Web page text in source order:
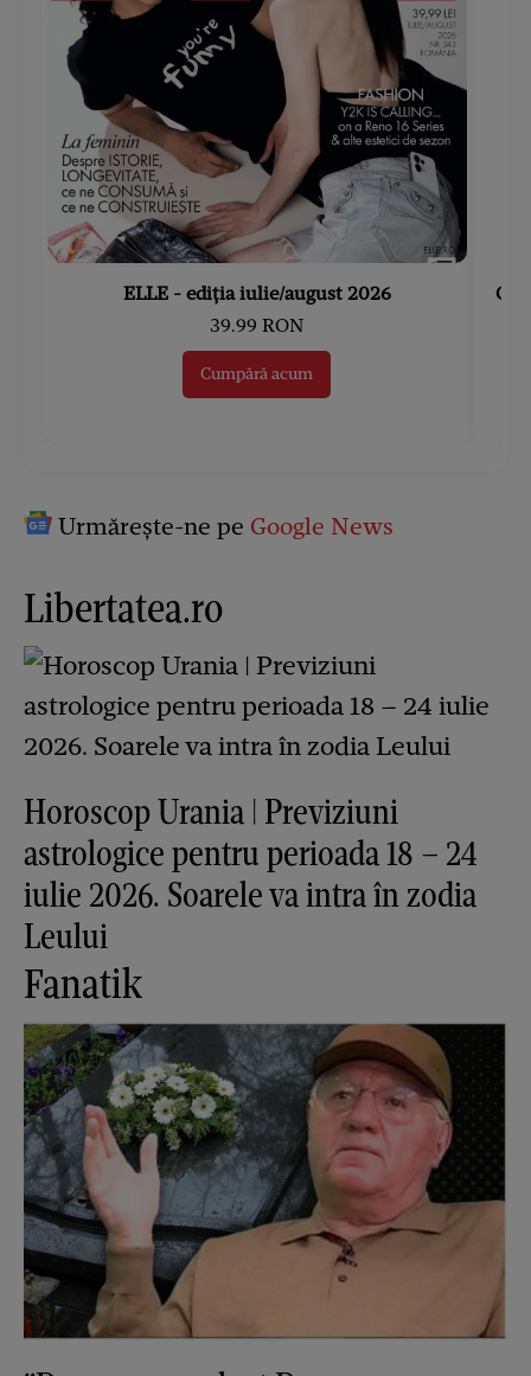
ELLE - ediția iulie/august 2026
39.99 RON
Cumpără acum
Urmărește-ne pe Google News
Libertatea.ro
Horoscop Urania | Previziuni
astrologice pentru perioada 18 – 24
iulie 2026. Soarele va intra în zodia
Leului
Fanatik